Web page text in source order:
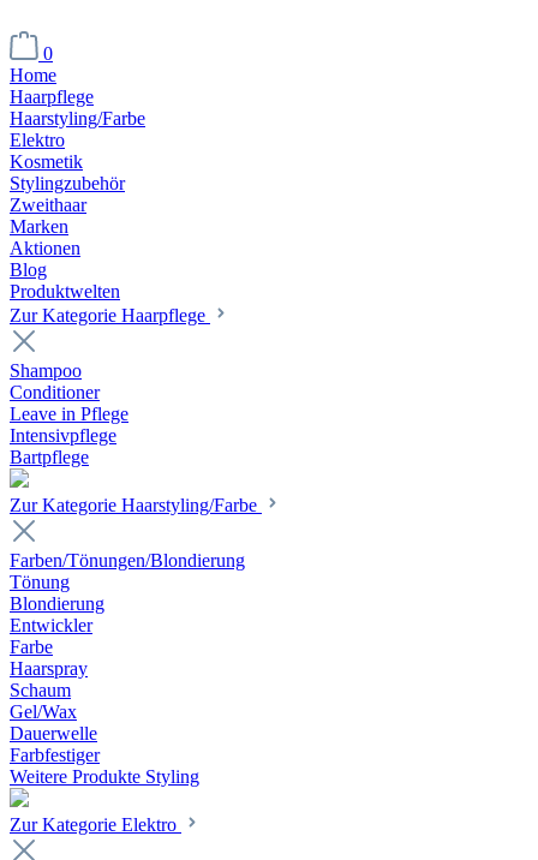
0
Home
Haarpflege
Haarstyling/Farbe
Elektro
Kosmetik
Stylingzubehör
Zweithaar
Marken
Aktionen
Blog
Produktwelten
Zur Kategorie Haarpflege
Shampoo
Conditioner
Leave in Pflege
Intensivpflege
Bartpflege
Zur Kategorie Haarstyling/Farbe
Farben/Tönungen/Blondierung
Tönung
Blondierung
Entwickler
Farbe
Haarspray
Schaum
Gel/Wax
Dauerwelle
Farbfestiger
Weitere Produkte Styling
Zur Kategorie Elektro